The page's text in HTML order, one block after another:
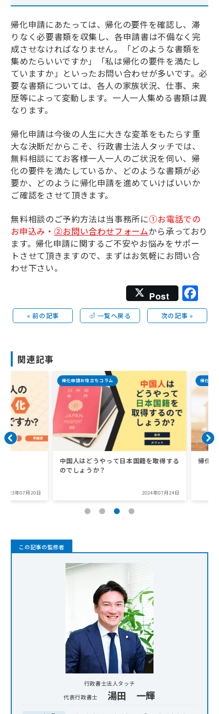
帰化申請にあたっては、帰化の要件を確認し、滞
りなく必要書類を収集し、各申請書は不備なく完
成させなければなりません。「どのような書類を
集めたらいいですか」「私は帰化の要件を満たし
ていますか」といったお問い合わせが多いです。必
要な書類については、各人の家族状況、仕事、来
歴等によって変動します。一人一人集める書類は異
なります。
帰化申請は今後の人生に大きな変革をもたらす重
大な決断だからこそ、行政書士法人タッチでは、
無料相談にてお客様一人一人のご状況を伺い、帰
化の要件を満たしているか、どのような書類が必
要か、どのように帰化申請を進めていけばいいか
ご確認をさせて頂きます。
無料相談のご予約方法は当事務所に①お電話での
お申込み・ ②お問い合わせフォームから承っており
ます。帰化申請に関するご不安やお悩みをサポー
トさせて頂きますので、まずはお気軽にお問い合
わせ下さい。
Post
« 前の記事 ⏎ 一覧へ戻る 次の記事 »
関連記事
年07月20日
帰化申請お役立ちコラム
中国人はどうやって日本国籍を取得する
のでしょうか？
2024年07月24日
帰化申請お
帰化の生
この記事の監修者
行政書士法人タッチ
代表行政書士
湯田 一輝